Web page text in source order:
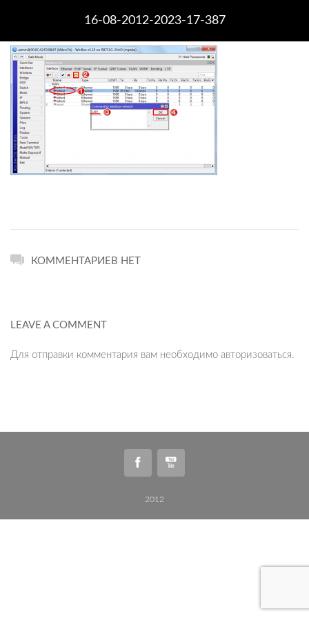
16-08-2012-2023-17-387
КОММЕНТАРИЕВ НЕТ
LEAVE A COMMENT
Для отправки комментария вам необходимо авторизоваться.
2012